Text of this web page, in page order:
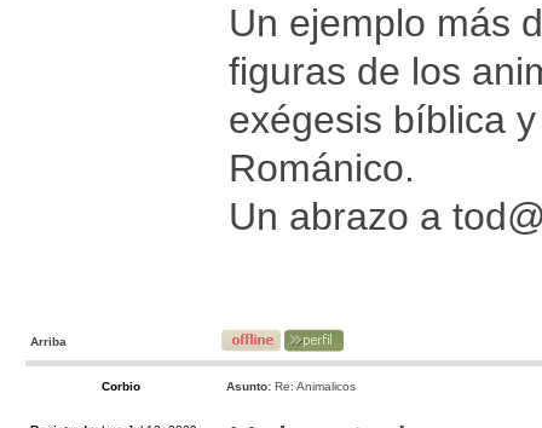
Un ejemplo más
figuras de los
exégesis bíblica
Románico.
Un abrazo a
Arriba
Corbio Asunto: Re: Animalicos